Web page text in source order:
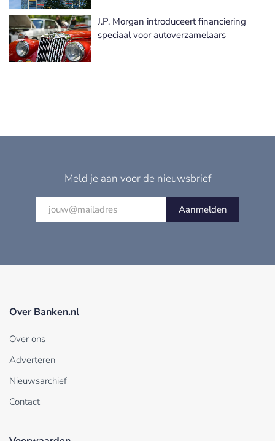
J.P. Morgan introduceert financiering
speciaal voor autoverzamelaars
Meld je aan voor de nieuwsbrief
Aanmelden
Over Banken.nl
Over ons
Adverteren
Nieuwsarchief
Contact